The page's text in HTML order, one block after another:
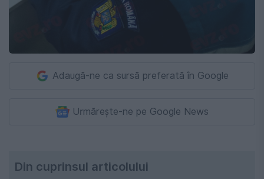
Adaugă-ne ca sursă preferată în Google
Urmărește-ne pe Google News
Din cuprinsul articolului